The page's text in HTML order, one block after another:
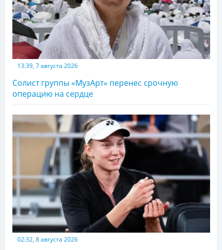
13:39, 7 августа 2026
Солист группы «МузАрт» перенес срочную
операцию на сердце
02:32, 8 августа 2026